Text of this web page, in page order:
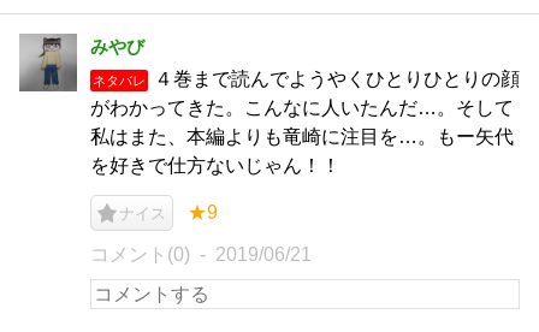
みやび
ネタバレ
４巻まで読んでようやくひとりひとりの顔
がわかってきた。こんなに人いたんだ…。そして
私はまた、本編よりも竜崎に注目を…。もー矢代
を好きで仕方ないじゃん！！
ナイス ★9
コメント(0) 2019/06/21